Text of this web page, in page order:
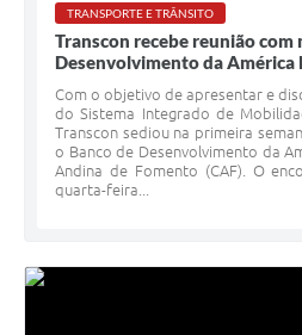
TRANSPORTE E TRÂNSITO
Transcon recebe reunião com
Desenvolvimento da América
Com o objetivo de apresentar e
do Sistema Integrado de
Transcon sediou na primeira
o Banco de Desenvolvimento da
Andina de Fomento (CAF). O
quarta-feira...